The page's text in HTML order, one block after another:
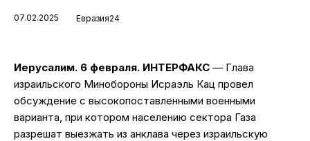
07.02.2025 Евразия24
Иерусалим. 6 февраля. ИНТЕРФАКС — Глава
израильского Минобороны Исраэль Кац провел
обсуждение с высокопоставленными военными
варианта, при котором населению сектора Газа
разрешат выезжать из анклава через израильскую